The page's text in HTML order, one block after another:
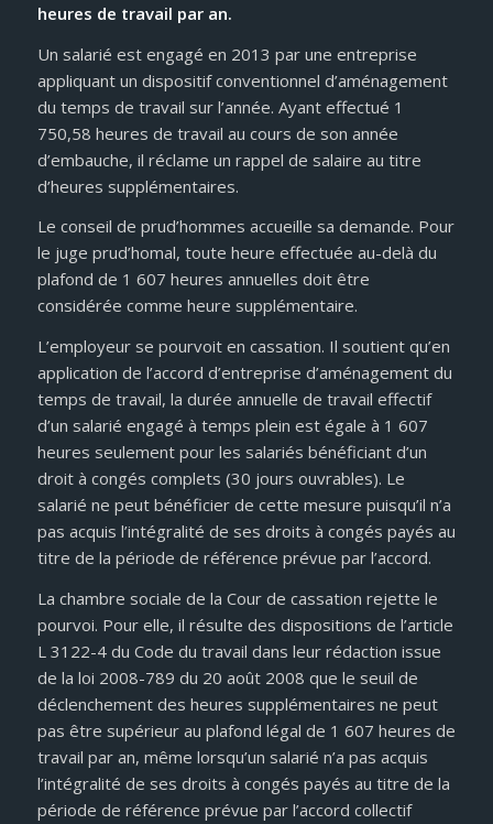
heures de travail par an.
Un salarié est engagé en 2013 par une entreprise
appliquant un dispositif conventionnel d’aménagement
du temps de travail sur l’année. Ayant effectué 1
750,58 heures de travail au cours de son année
d’embauche, il réclame un rappel de salaire au titre
d’heures supplémentaires.
Le conseil de prud’hommes accueille sa demande. Pour
le juge prud’homal, toute heure effectuée au-delà du
plafond de 1 607 heures annuelles doit être
considérée comme heure supplémentaire.
L’employeur se pourvoit en cassation. Il soutient qu’en
application de l’accord d’entreprise d’aménagement du
temps de travail, la durée annuelle de travail effectif
d’un salarié engagé à temps plein est égale à 1 607
heures seulement pour les salariés bénéficiant d’un
droit à congés complets (30 jours ouvrables). Le
salarié ne peut bénéficier de cette mesure puisqu’il n’a
pas acquis l’intégralité de ses droits à congés payés au
titre de la période de référence prévue par l’accord.
La chambre sociale de la Cour de cassation rejette le
pourvoi. Pour elle, il résulte des dispositions de l’article
L 3122-4 du Code du travail dans leur rédaction issue
de la loi 2008-789 du 20 août 2008 que le seuil de
déclenchement des heures supplémentaires ne peut
pas être supérieur au plafond légal de 1 607 heures de
travail par an, même lorsqu’un salarié n’a pas acquis
l’intégralité de ses droits à congés payés au titre de la
période de référence prévue par l’accord collectif